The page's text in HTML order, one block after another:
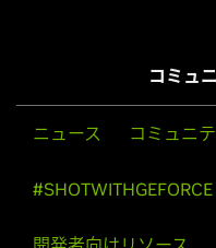
コミュ
ニュース コミュニ
#SHOTWITHGEFORCE